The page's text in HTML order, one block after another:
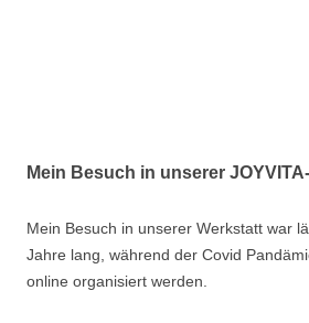
Mein Besuch in unserer
Mein Besuch in unserer Werkstatt war
Jahre lang, während der Covid
online organisiert werden.